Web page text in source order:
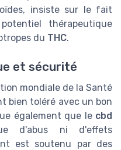
insiste sur le fait
thérapeutique
du THC.
et sécurité
mondiale de la Santé
bien toléré avec un bon
également que le cbd
d'abus ni d'effets
est soutenu par des